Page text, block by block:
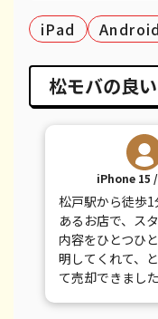
iPhone 8
iPhone 7
iPhone 7 Plus
iPad Android
松モバの良
iPhone 15
松戸駅から徒歩
あるお店で、ス
内容をひとつひ
明してくれて、
て売却できました